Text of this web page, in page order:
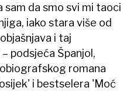
sam da smo svi mi taoci
iako stara više od
i taj
podsjeća Španjol,
romana
i bestselera 'Moć